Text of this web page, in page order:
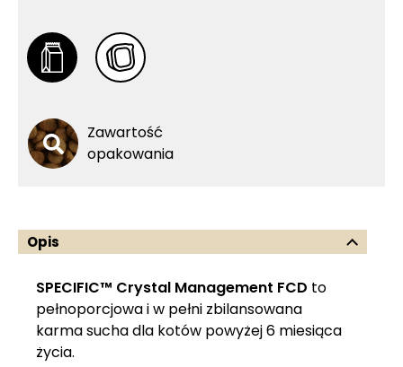
Zawartość
opakowania
Opis
SPECIFIC™ Crystal Management FCD to
pełnoporcjowa i w pełni zbilansowana
karma sucha dla kotów powyżej 6 miesiąca
życia.